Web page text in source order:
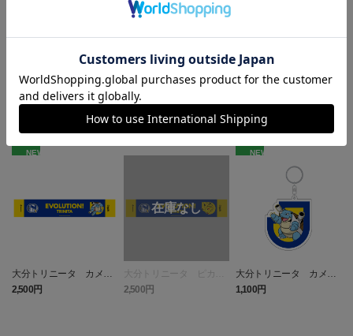
ランキング
NEW
大分トリニータ カメッ
クス タオルマフラー
2,500円
大分トリニータ ピカチ
ュウ タオルマフラー
2,500円
NEW
大分トリニータ カメッ
クス キーホルダー
1,100円